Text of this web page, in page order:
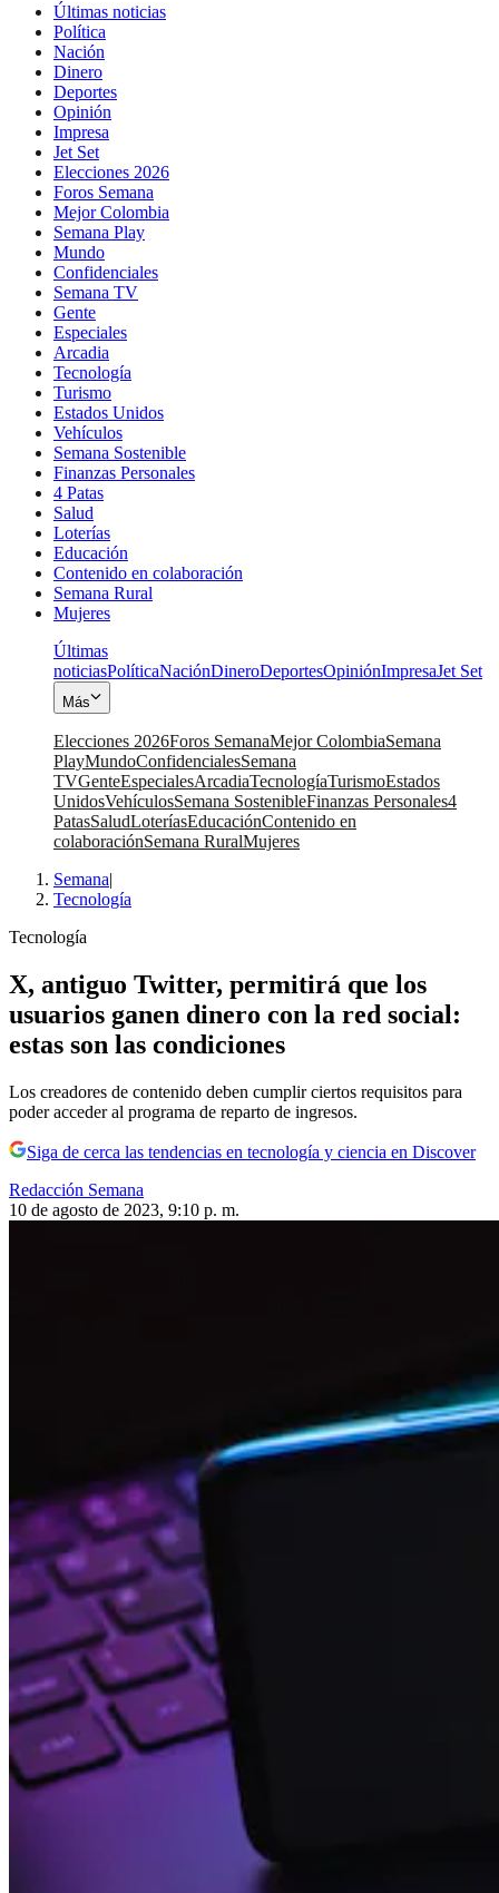
Últimas noticias
Política
Nación
Dinero
Deportes
Opinión
Impresa
Jet Set
Elecciones 2026
Foros Semana
Mejor Colombia
Semana Play
Mundo
Confidenciales
Semana TV
Gente
Especiales
Arcadia
Tecnología
Turismo
Estados Unidos
Vehículos
Semana Sostenible
Finanzas Personales
4 Patas
Salud
Loterías
Educación
Contenido en colaboración
Semana Rural
Mujeres
Últimas
noticiasPolíticaNaciónDineroDeportesOpiniónImpresaJet Set
Más
Elecciones 2026Foros SemanaMejor ColombiaSemana
PlayMundoConfidencialesSemana
TVGenteEspecialesArcadiaTecnologíaTurismoEstados
UnidosVehículosSemana SostenibleFinanzas Personales4
PatasSaludLoteríasEducaciónContenido en
colaboraciónSemana RuralMujeres
Semana|
Tecnología
Tecnología
X, antiguo Twitter, permitirá que los
usuarios ganen dinero con la red social:
estas son las condiciones
Los creadores de contenido deben cumplir ciertos requisitos para
poder acceder al programa de reparto de ingresos.
Siga de cerca las tendencias en tecnología y ciencia en Discover
Redacción Semana
10 de agosto de 2023, 9:10 p. m.